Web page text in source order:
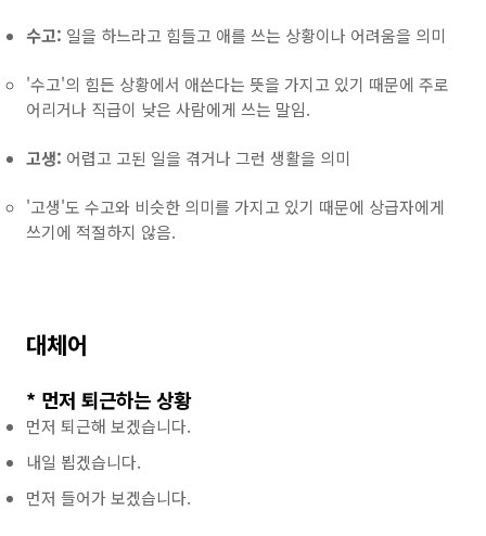
수고: 일을 하느라고 힘들고 애를 쓰는 상황이나 어려움을 의미
'수고'의 힘든 상황에서 애쓴다는 뜻을 가지고 있기 때문에 주로
어리거나 직급이 낮은 사람에게 쓰는 말임.
고생: 어렵고 고된 일을 겪거나 그런 생활을 의미
'고생'도 수고와 비슷한 의미를 가지고 있기 때문에 상급자에게
쓰기에 적절하지 않음.
대체어
* 먼저 퇴근하는 상황
먼저 퇴근해 보겠습니다.
내일 뵙겠습니다.
먼저 들어가 보겠습니다.